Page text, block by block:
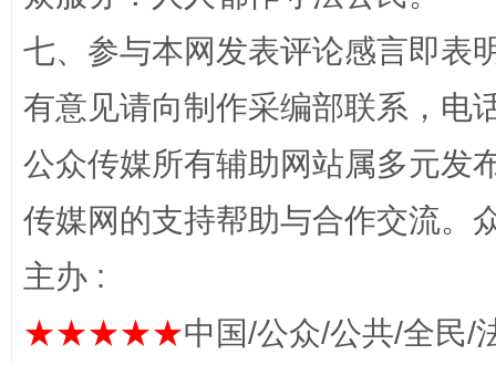
七、参与本网发表评论感言即表
有意见请向制作采编部联系，电
公众传媒所有辅助网站属多元发
传媒网的支持帮助与合作交流。
主办 :
★★★★★中国/公众/公共/全民/